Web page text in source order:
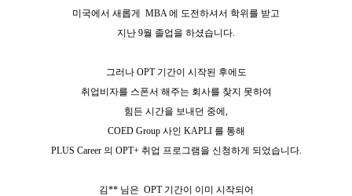
미국에서 새롭게
MBA에 도전하셔서 학위를 받고
지난 9월 졸업을 하셨습니다.
그러나 OPT 기간이 시작된 후에도
취업비자를 스폰서 해주는 회사를 찾지 못하여
힘든 시간을 보내던 중에 ,
COED Group 사인 KAPLI 를 통해
PLUS Career 의 OPT+ 취업 프로그램을 신청하게 되었습니다.
김** 님은 OPT 기간이 이미 시작되어